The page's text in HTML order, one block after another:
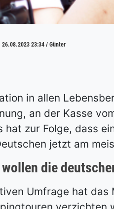
26.08.2023 23:34 / Günter
in allen
an der Kasse
hat zur Folge, dass
jetzt am
die
Umfrage hat das